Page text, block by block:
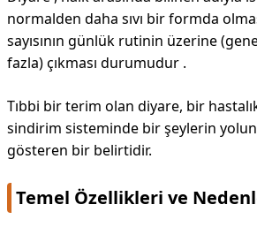
normalden daha sıvı bir formda
sayısının günlük rutinin üzerine
fazla) çıkması durumudur .
Tıbbi bir terim olan diyare, bir
sindirim sisteminde bir şeylerin
gösteren bir belirtidir.
Temel Özellikleri ve